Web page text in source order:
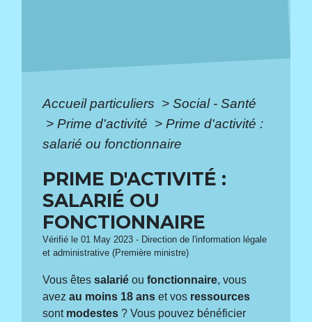
Accueil particuliers > Social - Santé
> Prime d'activité > Prime d'activité :
salarié ou fonctionnaire
PRIME D'ACTIVITÉ :
SALARIÉ OU
FONCTIONNAIRE
Vérifié le 01 May 2023 - Direction de l'information légale
et administrative (Première ministre)
Vous êtessalarié oufonctionnaire, vous
avezau moins 18 ans et vos ressources
sont modestes ? Vous pouvez bénéficier